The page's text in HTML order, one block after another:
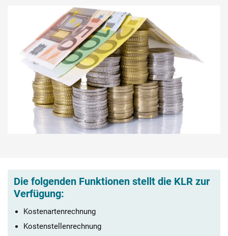
Die folgenden Funktionen stellt die KLR zur
Verfügung:
Kostenartenrechnung
Kostenstellenrechnung